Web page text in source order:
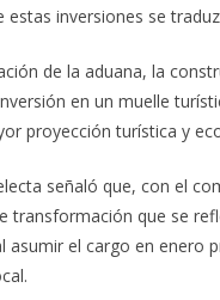
inversiones se
de la aduana, la
en un muelle
proyección turística y
señaló que, con el
transformación que se
asumir el cargo en enero